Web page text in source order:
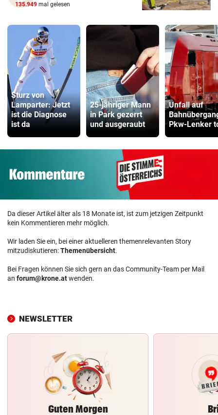
135.949 mal gelesen
Sturz von
Lamparter: Jetzt
ist die Diagnose
ist da
25-jähriger Mann
in Park gezerrt
und ausgeraubt
Unfall auf
Pkw-Lenker
Da dieser Artikel älter als 18 Monate ist, ist zum jetzigen Zeitpunkt
kein Kommentieren mehr möglich.
Wir laden Sie ein, bei einer aktuelleren themenrelevanten Story
mitzudiskutieren:Themenübersicht.
Bei Fragen können Sie sich gern an das Community-Team per Mail
an forum@krone.atwenden.
NEWSLETTER
Guten Morgen